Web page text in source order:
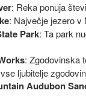
: Reka ponuja
: Največje jezero v
Park: Ta park
: Zgodovinska
ljubitelje
Audubon